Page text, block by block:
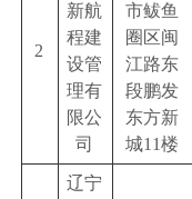
2
新航
程建
设管
理有
限公
司
市鲅鱼
圈区闽
江路东
段鹏发
东方新
城11楼
辽宁